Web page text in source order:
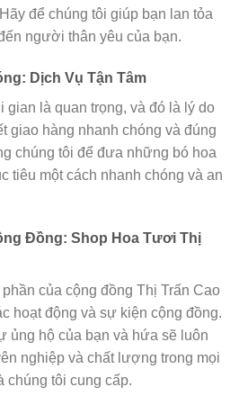
để chúng tôi giúp bạn lan tỏa
người thân yêu của bạn.
Dịch Vụ Tận Tâm
gian là quan trọng, và đó là lý do
giao hàng nhanh chóng và đúng
chúng tôi để đưa những bó hoa
tiêu một cách nhanh chóng và an
Đồng: Shop Hoa Tươi Thị
của cộng đồng Thị Trấn Cao
hoạt động và sự kiện cộng đồng.
ủng hộ của bạn và hứa sẽ luôn
nghiệp và chất lượng trong mọi
chúng tôi cung cấp.